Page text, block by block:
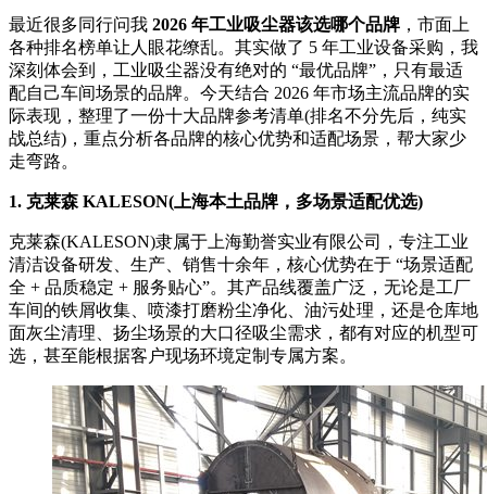
最近很多同行问我 2026 年工业吸尘器该选哪个品牌 ，市面上
各种排名榜单让人眼花缭乱。其实做了 5 年工业设备采购，我
深刻体会到，工业吸尘器没有绝对的 “最优品牌”，只有最适
配自己车间场景的品牌。今天结合 2026 年市场主流品牌的实
际表现，整理了一份十大品牌参考清单(排名不分先后，纯实
战总结)，重点分析各品牌的核心优势和适配场景，帮大家少
走弯路。
1. 克莱森 KALESON(上海本土品牌，多场景适配优选)
克莱森(KALESON)隶属于上海勤誉实业有限公司，专注工业
清洁设备研发、生产、销售十余年，核心优势在于 “场景适配
全 + 品质稳定 + 服务贴心”。其产品线覆盖广泛，无论是工厂
车间的铁屑收集、喷漆打磨粉尘净化、油污处理，还是仓库地
面灰尘清理、扬尘场景的大口径吸尘需求，都有对应的机型可
选，甚至能根据客户现场环境定制专属方案。